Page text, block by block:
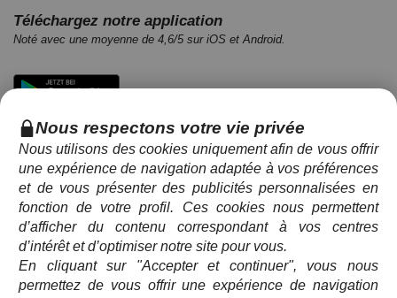
Téléchargez notre application
Noté avec une moyenne de 4,6/5 sur iOS et Android.
Modes de paiement disponibles
Nous respectons votre vie privée
Nous utilisons des cookies uniquement afin de vous offrir
une expérience de navigation adaptée à vos préférences
et de vous présenter des publicités personnalisées en
fonction de votre profil. Ces cookies nous permettent
d’afficher du contenu correspondant à vos centres
d’intérêt et d’optimiser notre site pour vous.
En cliquant sur "Accepter et continuer", vous nous
permettez de vous offrir une expérience de navigation